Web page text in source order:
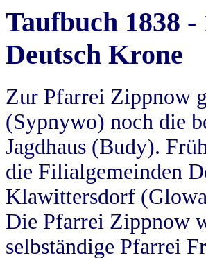
Taufbuch 1838
Deutsch Krone
Zur Pfarrei Zippnow
(Sypnywo) noch die
Jagdhaus (Budy).
die Filialgemeinden
Klawittersdorf
Die Pfarrei Zippnow
selbständige Pfarrei